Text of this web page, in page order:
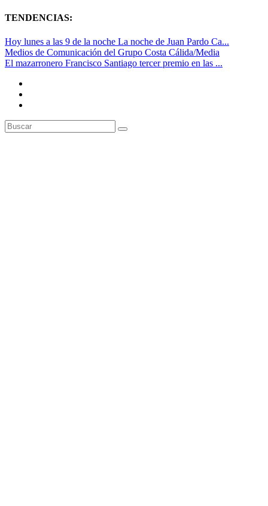
TENDENCIAS:
Hoy lunes a las 9 de la noche La noche de Juan Pardo Ca...
Medios de Comunicación del Grupo Costa Cálida/Media
El mazarronero Francisco Santiago tercer premio en las ...